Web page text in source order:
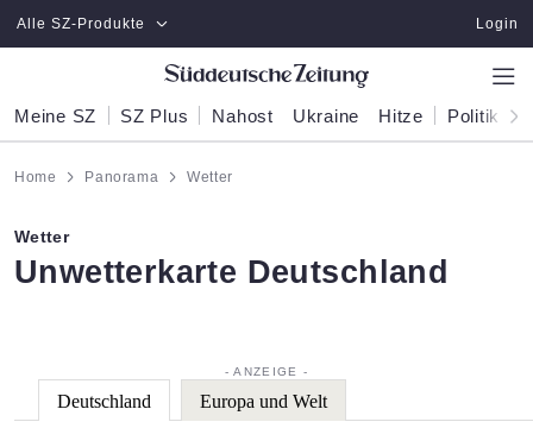
Zum Hauptinhalt springen
Alle SZ-Produkte Login
Meine SZ SZ Plus Nahost Ukraine Hitze Politik
Home Panorama Wetter
Wetter
:
Unwetterkarte Deutschland
Deutschland Europa und Welt